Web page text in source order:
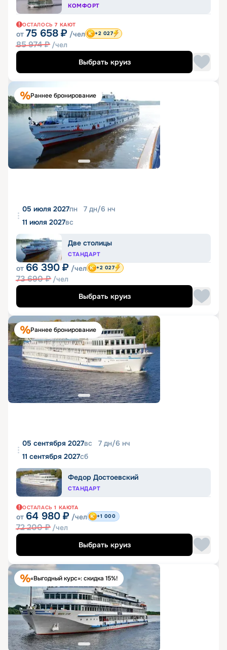
КОМФОРТ
ОСТАЛОСЬ 7 КАЮТ
от 75 658 ₽ /чел
85 974₽ /чел
+2 027
Выбрать круиз
Раннее бронирование
05 июля 2027пн 7 дн/6 нч
11 июля 2027вс
Две столицы
СТАНДАРТ
от 66 390 ₽ /чел
73 690₽ /чел
+2 027
Выбрать круиз
Раннее бронирование
05 сентября 2027вс 7 дн/6 нч
11 сентября 2027сб
Федор Достоевский
СТАНДАРТ
ОСТАЛАСЬ 1 КАЮТА
от 64 980 ₽ /чел
72 200₽ /чел
+1 000
Выбрать круиз
«Выгодный курс»: скидка 15%!